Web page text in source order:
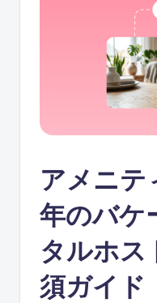
アメニ
年のバケ
タルホス
須ガイド